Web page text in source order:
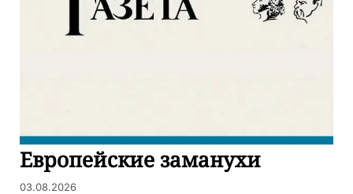
Европейские заманухи
03.08.2026